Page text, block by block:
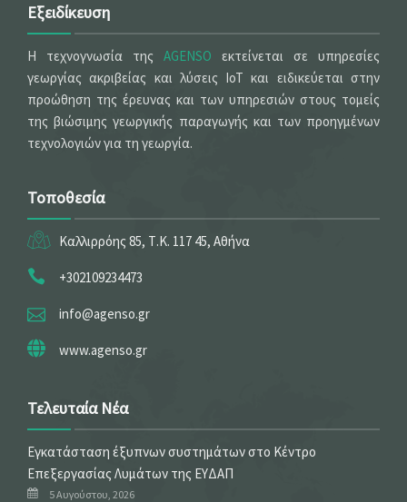
Εξειδίκευση
Η τεχνογνωσία της AGENSO εκτείνεται σε υπηρεσίες
γεωργίας ακριβείας και λύσεις IoT και ειδικεύεται στην
προώθηση της έρευνας και των υπηρεσιών στους τομείς
της βιώσιμης γεωργικής παραγωγής και των προηγμένων
τεχνολογιών για τη γεωργία.
Τοποθεσία
Καλλιρρόης 85, Τ.Κ. 117 45, Αθήνα
+302109234473
info@agenso.gr
www.agenso.gr
Τελευταία Νέα
Εγκατάσταση έξυπνων συστημάτων στο Κέντρο
Επεξεργασίας Λυμάτων της ΕΥΔΑΠ
5 Αυγούστου, 2026